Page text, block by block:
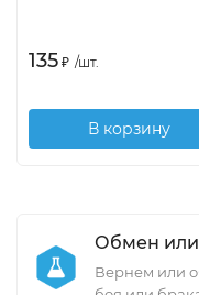
135 ₽ /шт.
В корзину
Обмен или
Вернем или